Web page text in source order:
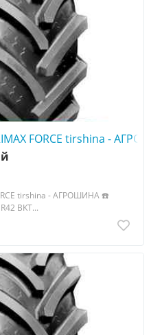
FORCE tirshina -
tirshina - АГРОШИНА ☎️
BKT...